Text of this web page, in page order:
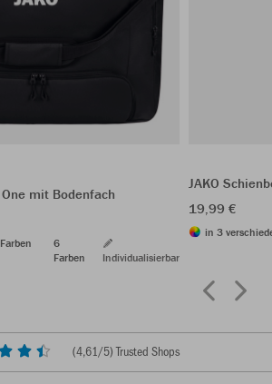
mit Bodenfach
6
Farben
Individualisierbar
JAKO
19,99 €
in 3
(4,61/5) Trusted Shops